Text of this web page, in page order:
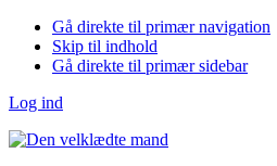
Gå direkte til primær navigation
Skip til indhold
Gå direkte til primær sidebar
Log ind